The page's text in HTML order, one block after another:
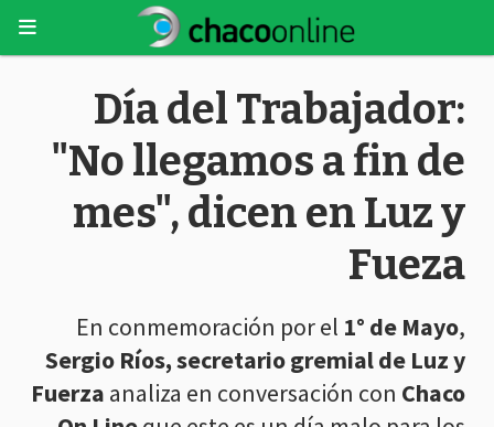
Día del Trabajador:
"No llegamos a fin de
mes", dicen en Luz y
Fueza
En conmemoración por el 1° de Mayo,
Sergio Ríos, secretario gremial de Luz y
Fuerza analiza en conversación con Chaco